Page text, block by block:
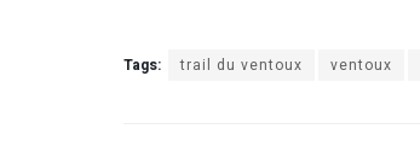
Tags: trail du ventoux ventoux